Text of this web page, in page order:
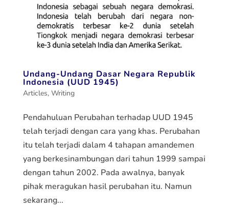
Undang-Undang Dasar Negara Republik
Indonesia (UUD 1945)
Articles, Writing
Pendahuluan Perubahan terhadap UUD 1945
telah terjadi dengan cara yang khas. Perubahan
itu telah terjadi dalam 4 tahapan amandemen
yang berkesinambungan dari tahun 1999 sampai
dengan tahun 2002. Pada awalnya, banyak
pihak meragukan hasil perubahan itu. Namun
sekarang...